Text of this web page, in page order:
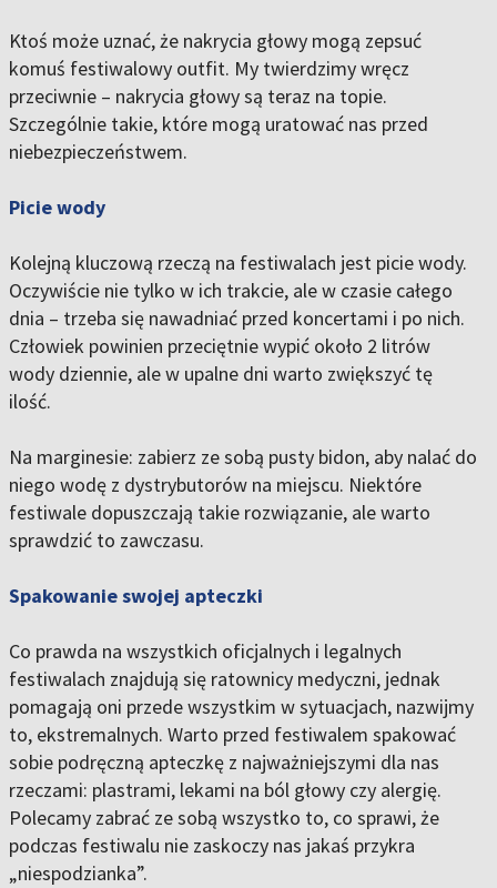
Ktoś może uznać, że nakrycia głowy mogą zepsuć
komuś festiwalowy outfit. My twierdzimy wręcz
przeciwnie – nakrycia głowy są teraz na topie.
Szczególnie takie, które mogą uratować nas przed
niebezpieczeństwem.
Picie wody
Kolejną kluczową rzeczą na festiwalach jest picie wody.
Oczywiście nie tylko w ich trakcie, ale w czasie całego
dnia – trzeba się nawadniać przed koncertami i po nich.
Człowiek powinien przeciętnie wypić około 2 litrów
wody dziennie, ale w upalne dni warto zwiększyć tę
ilość.
Na marginesie: zabierz ze sobą pusty bidon, aby nalać do
niego wodę z dystrybutorów na miejscu. Niektóre
festiwale dopuszczają takie rozwiązanie, ale warto
sprawdzić to zawczasu.
Spakowanie swojej apteczki
Co prawda na wszystkich oficjalnych i legalnych
festiwalach znajdują się ratownicy medyczni, jednak
pomagają oni przede wszystkim w sytuacjach, nazwijmy
to, ekstremalnych. Warto przed festiwalem spakować
sobie podręczną apteczkę z najważniejszymi dla nas
rzeczami: plastrami, lekami na ból głowy czy alergię.
Polecamy zabrać ze sobą wszystko to, co sprawi, że
podczas festiwalu nie zaskoczy nas jakaś przykra
„niespodzianka”.